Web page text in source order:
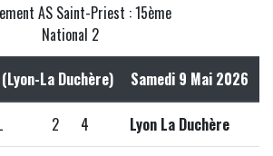
AS Saint-Priest : 15ème
National 2
La Duchère) Samedi 9 Mai 2026
2 4 Lyon La Duchère